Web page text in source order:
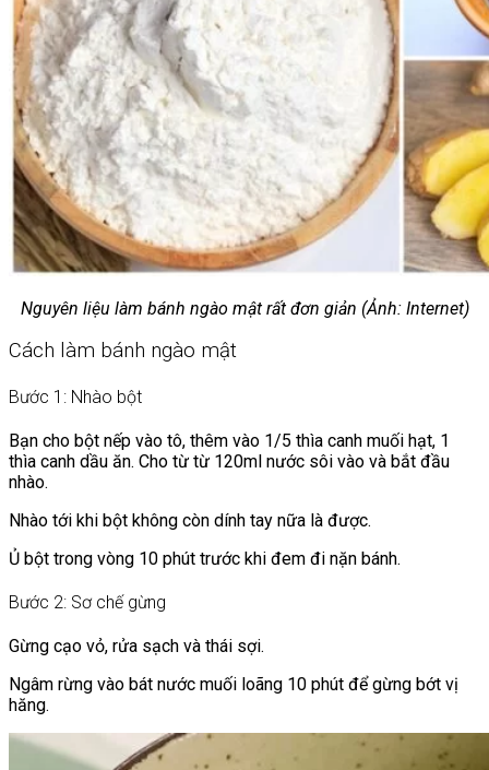
Nguyên liệu làm bánh ngào mật rất đơn giản (Ảnh: Internet)
Cách làm bánh ngào mật
Bước 1: Nhào bột
Bạn cho bột nếp vào tô, thêm vào 1/5 thìa canh muối hạt, 1
thìa canh dầu ăn. Cho từ từ 120ml nước sôi vào và bắt đầu
nhào.
Nhào tới khi bột không còn dính tay nữa là được.
Ủ bột trong vòng 10 phút trước khi đem đi nặn bánh.
Bước 2: Sơ chế gừng
Gừng cạo vỏ, rửa sạch và thái sợi.
Ngâm rừng vào bát nước muối loãng 10 phút để gừng bớt vị
hăng.